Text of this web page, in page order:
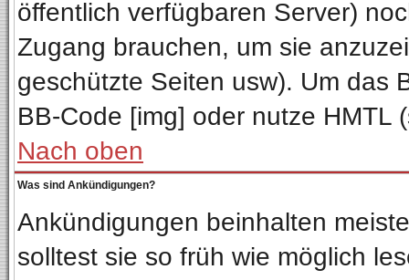
öffentlich verfügbaren Server)
Zugang brauchen, um sie
geschützte Seiten usw). Um das
BB-Code [img] oder nutze HMTL
Nach oben
Was sind Ankündigungen?
Ankündigungen beinhalten
solltest sie so früh wie möglich